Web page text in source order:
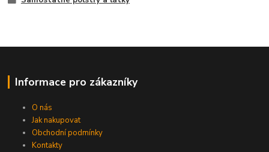
Informace pro zákazníky
O nás
Jak nakupovat
Obchodní podmínky
Kontakty